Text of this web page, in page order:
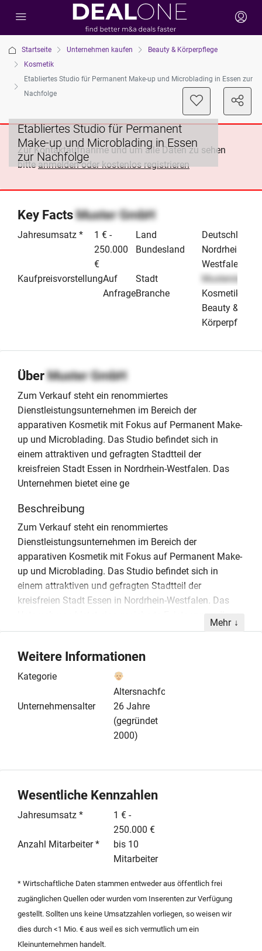
Startseite Unternehmen kaufen
Beauty & Körperpflege
Kosmetik
Etabliertes Studio für Permanent Make-up und Microblading in Essen zur
Nachfolge
Etabliertes Studio für Permanent
Make-up und Microblading in Essen
zur Nachfolge
Zur Kontaktaufnahme und um alle Daten zu sehen
bitteanmelden oder kostenlos registrieren
Key FactsMuster GmbH
Jahresumsatz *
1 € -
250.000
€
KaufpreisvorstellungAuf
Anfrage
Land
Deutschland
Bundesland
Nordrhein-
Westfalen
Stadt
Musterstadt
Branche
Kosmetik
Beauty &
Körperpflege
ÜberMuster GmbH
Zum Verkauf steht ein renommiertes
Dienstleistungsunternehmen im Bereich der
apparativen Kosmetik mit Fokus auf Permanent Make-
up und Microblading. Das Studio befindet sich in
einem attraktiven und gefragten Stadtteil der
kreisfreien Stadt Essen in Nordrhein-Westfalen. Das
Unternehmen bietet eine ge
Beschreibung
Zum Verkauf steht ein renommiertes
Dienstleistungsunternehmen im Bereich der
apparativen Kosmetik mit Fokus auf Permanent Make-
up und Microblading. Das Studio befindet sich in
einem attraktiven und gefragten Stadtteil der
kreisfreien Stadt Essen in Nordrhein-Westfalen. Das
und weist durch eine Neukundenquote von über 80
Umsatzsteigerungen auf. Im Rahmen der
Nachfolgeregelung können die etablierten
Räumlichkeiten sowie eine erfahrene Mitarbeiterin in
Teilzeit, die für die Büro- und Terminorganisation
zuständig ist, übernommen werden. Ideale
Voraussetzungen für einen Erwerber sind langjährige
gewährleisten. Zur Unterstützung der Transaktion steht
über Leasingmodelle, zur Verfügung. Der Betrieb
erwirtschaftet einen Jahresumsatz von bis zu 250.000
Euro bei einer Belegschaft von unter zehn Mitarbeitern.
Die Übergabe erfolgt gegen eine Kaufpreisvorstellung
auf Verhandlungsbasis.
Mehr
Weitere Informationen
Kategorie
Altersnachfolge
Unternehmensalter
26 Jahre
(gegründet
2000)
Wesentliche Kennzahlen
Jahresumsatz *
1 € -
250.000 €
Anzahl Mitarbeiter *
bis 10
Mitarbeiter
* Wirtschaftliche Daten stammen entweder aus öffentlich frei
zugänglichen Quellen oder wurden vom Inserenten zur Verfügung
gestellt. Sollten uns keine Umsatzzahlen vorliegen, so weisen wir
dies durch <1 Mio. € aus weil es sich vermutlich um ein
Kleinunternehmen handelt.